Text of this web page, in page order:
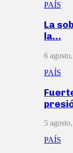
PAÍS
La
la…
6
PAÍS
5
PAÍS